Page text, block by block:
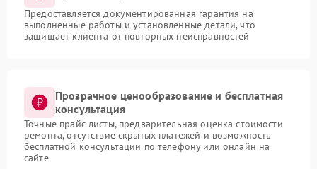
Предоставляется документированная гарантия на
выполненные работы и установленные детали, что
защищает клиента от повторных неисправностей
Прозрачное ценообразование и бесплатная
консультация
Точные прайс-листы, предварительная оценка стоимости
ремонта, отсутствие скрытых платежей и возможность
бесплатной консультации по телефону или онлайн на
сайте